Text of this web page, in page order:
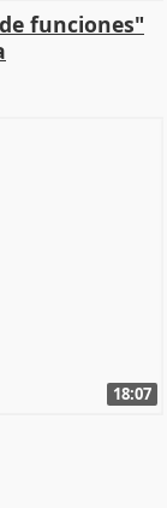
funciones"
18:07